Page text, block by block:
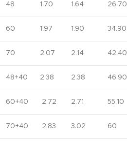
48 1.70 1.64 26.70
60 1.97 1.90 34.90
70 2.07 2.14 42.40
48+40 2.38 2.38 46.90
60+40 2.72 2.71 55.10
70+40 2.83 3.02 60